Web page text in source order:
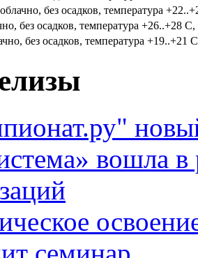
без осадков, температура
без осадков, температура +26..+28
без осадков, температура
вошла в